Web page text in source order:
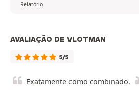
Relatório
AVALIAÇÃO DE VLOTMAN
5/5
Exatamente como combinado.